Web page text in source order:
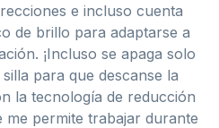
e incluso cuenta
de brillo para adaptarse a
¡Incluso se apaga solo
para que descanse la
la tecnología de reducción
permite trabajar durante